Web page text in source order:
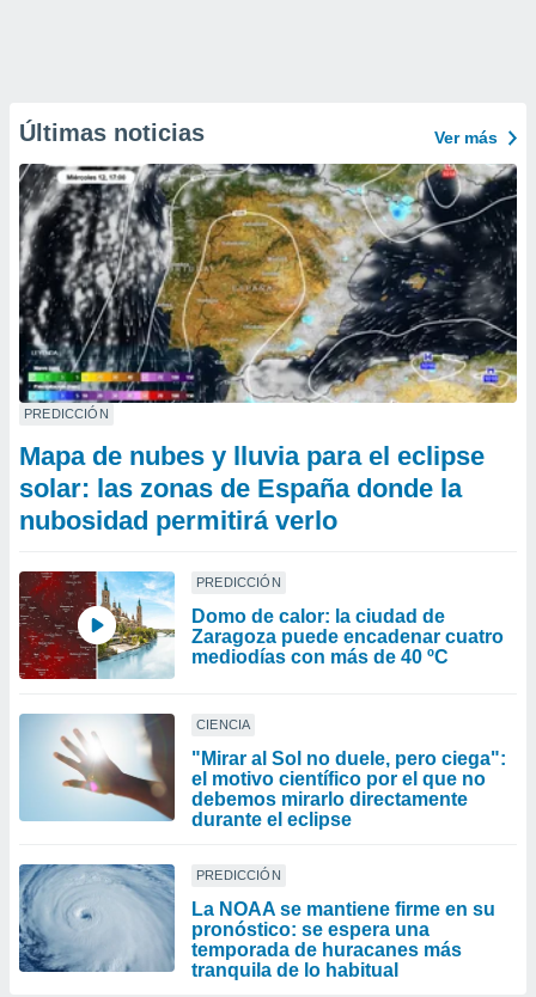
Últimas noticias Ver más
PREDICCIÓN
Mapa de nubes y lluvia para el eclipse
solar: las zonas de España donde la
nubosidad permitirá verlo
PREDICCIÓN
Domo de calor: la ciudad de
Zaragoza puede encadenar cuatro
mediodías con más de 40 ºC
CIENCIA
"Mirar al Sol no duele, pero ciega":
el motivo científico por el que no
debemos mirarlo directamente
durante el eclipse
PREDICCIÓN
La NOAA se mantiene firme en su
pronóstico: se espera una
temporada de huracanes más
tranquila de lo habitual